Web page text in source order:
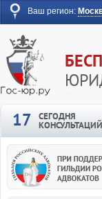
Ваш регион:
17
СЕГОДНЯ
КОНСУЛЬТАЦИЙ